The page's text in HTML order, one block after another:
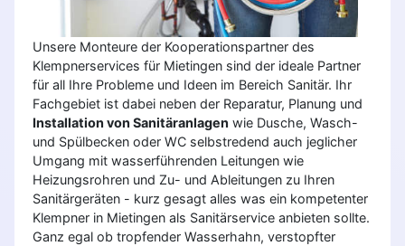
Unsere Monteure der Kooperationspartner des
Klempnerservices für Mietingen sind der ideale Partner
für all Ihre Probleme und Ideen im Bereich Sanitär. Ihr
Fachgebiet ist dabei neben der Reparatur, Planung und
Installation von Sanitäranlagen wie Dusche, Wasch-
und Spülbecken oder WC selbstredend auch jeglicher
Umgang mit wasserführenden Leitungen wie
Heizungsrohren und Zu- und Ableitungen zu Ihren
Sanitärgeräten - kurz gesagt alles was ein kompetenter
Klempner in Mietingen als Sanitärservice anbieten sollte.
Ganz egal ob tropfender Wasserhahn, verstopfter